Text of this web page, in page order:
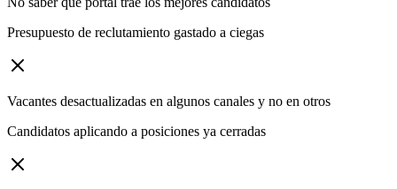
Presupuesto de reclutamiento gastado a ciegas
Vacantes desactualizadas en algunos canales y no en otros
Candidatos aplicando a posiciones ya cerradas